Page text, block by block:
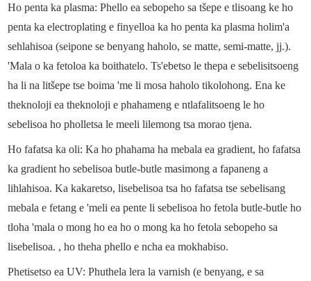
Ho penta ka plasma: Phello ea sebopeho sa tšepe e tlisoang ke ho
penta ka electroplating e finyelloa ka ho penta ka plasma holim'a
sehlahisoa (seipone se benyang haholo, se matte, semi-matte, jj.).
'Mala o ka fetoloa ka boithatelo. Ts'ebetso le thepa e sebelisitsoeng
ha li na litšepe tse boima 'me li mosa haholo tikolohong. Ena ke
theknoloji ea theknoloji e phahameng e ntlafalitsoeng le ho
sebelisoa ho pholletsa le meeli lilemong tsa morao tjena.
Ho fafatsa ka oli: Ka ho phahama ha mebala ea gradient, ho fafatsa
ka gradient ho sebelisoa butle-butle masimong a fapaneng a
lihlahisoa. Ka kakaretso, lisebelisoa tsa ho fafatsa tse sebelisang
mebala e fetang e 'meli ea pente li sebelisoa ho fetola butle-butle ho
tloha 'mala o mong ho ea ho o mong ka ho fetola sebopeho sa
lisebelisoa. , ho theha phello e ncha ea mokhabiso.
Phetisetso ea UV: Phuthela lera la varnish (e benyang, e sa